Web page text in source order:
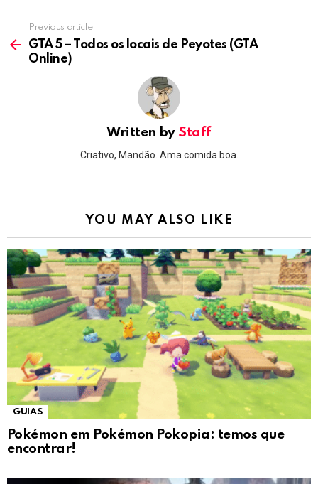
more
Previous article
GTA 5 – Todos os locais de Peyotes (GTA
Online)
Written by Staff
Criativo, Mandão. Ama comida boa.
YOU MAY ALSO LIKE
GUIAS
Pokémon em Pokémon Pokopia: temos que
encontrar!